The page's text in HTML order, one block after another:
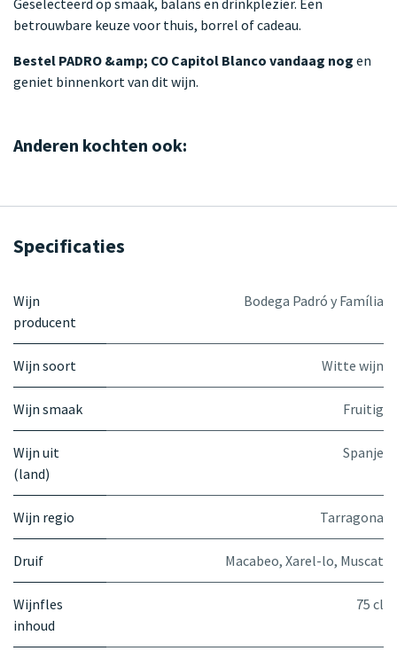
betrouwbare keuze voor thuis, borrel of cadeau.
Bestel PADRO &amp; CO Capitol Blanco vandaag nog en
geniet binnenkort van dit wijn.
Anderen kochten ook:
Specificaties
Wijn
producent
Bodega Padró y Família
Wijn soort Witte wijn
Wijn smaak Fruitig
Wijn uit
(land)
Spanje
Wijn regio Tarragona
Druif Macabeo, Xarel-lo, Muscat
Wijnfles
inhoud
75 cl